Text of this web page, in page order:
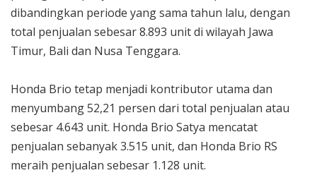
dibandingkan periode yang sama tahun lalu, dengan
total penjualan sebesar 8.893 unit di wilayah Jawa
Timur, Bali dan Nusa Tenggara.
Honda Brio tetap menjadi kontributor utama dan
menyumbang 52,21 persen dari total penjualan atau
sebesar 4.643 unit. Honda Brio Satya mencatat
penjualan sebanyak 3.515 unit, dan Honda Brio RS
meraih penjualan sebesar 1.128 unit.